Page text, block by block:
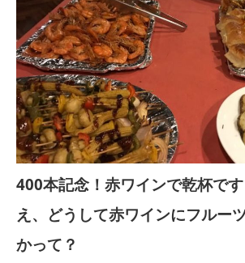
400本記念！赤ワインで乾杯です
え、どうして赤ワインにフルー
かって？